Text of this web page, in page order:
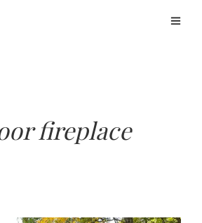
fireplace